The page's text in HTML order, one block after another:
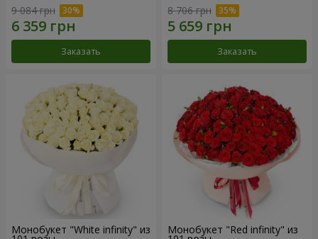
9 084 грн
Заказать
8 706 грн
Заказать
Монобукет "White infinity" из Монобукет "Red infinity" из